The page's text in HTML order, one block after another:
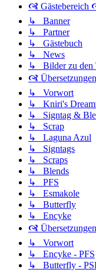
🙧 Gästebereich
↳ Banner
↳ Partner
↳ Gästebuch
↳ News
↳ Bilder zu den
🙧
↳ Vorwort
↳ Kniri's
↳ Signtag &
↳ Scrap
↳ Laguna Azul
↳ Signtags
↳ Scraps
↳ Blends
↳ PFS
↳ Esmakole
↳ Butterfly
↳ Encyke
🙧
↳ Vorwort
↳ Encyke - PFS
↳ Butterfly -